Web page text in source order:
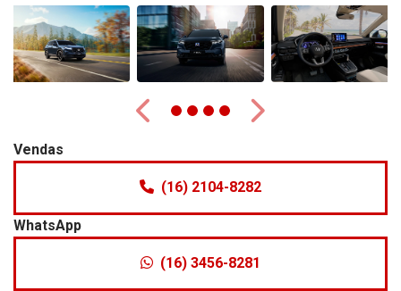
Anterior
Próximo
Vendas
(16) 2104-8282
WhatsApp
(16) 3456-8281